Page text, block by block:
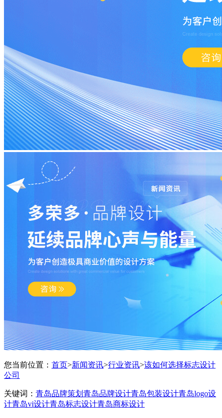
您当前位置： 首页>新闻资讯>行业资讯>该如何选择标志设计
公司
关键词： 青岛品牌策划 青岛品牌设计青岛包装设计青岛logo设
计青岛vi设计青岛标志设计青岛商标设计